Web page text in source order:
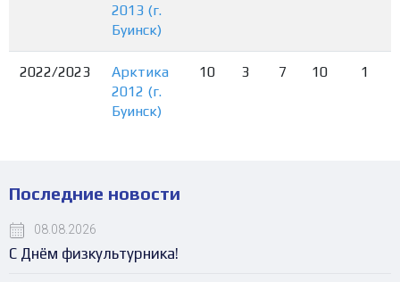
2013 (г.
Буинск)
2022/2023
Арктика
2012 (г.
Буинск)
10 3 7 10 1
Последние новости
08.08.2026
С Днём физкультурника!